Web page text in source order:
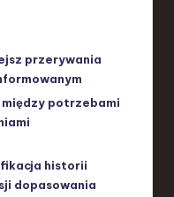
przerywania
między potrzebami
historii
dopasowania